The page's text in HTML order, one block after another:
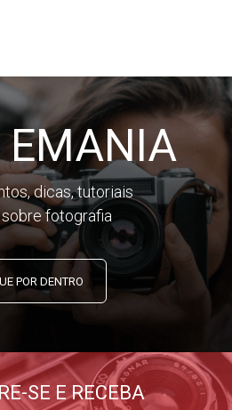
EMANIA
dicas, tutoriais
sobre fotografia
POR DENTRO
SE E RECEBA